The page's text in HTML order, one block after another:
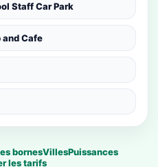
Staff Car Park
and Cafe
bornesVillesPuissances
les tarifs